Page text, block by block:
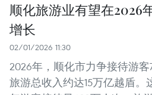
顺化旅游业有望在2026
增长
02/01/2026 11:30
2026年，顺化市力争接待游客
旅游总收入约达15万亿越盾。